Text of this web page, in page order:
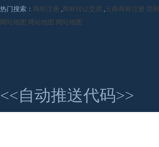
热门搜索： 商标注册 ,商标转让交易 ,云南商标注册 昆
网站地图 网站地图 网站地图
<<自动推送代码>>